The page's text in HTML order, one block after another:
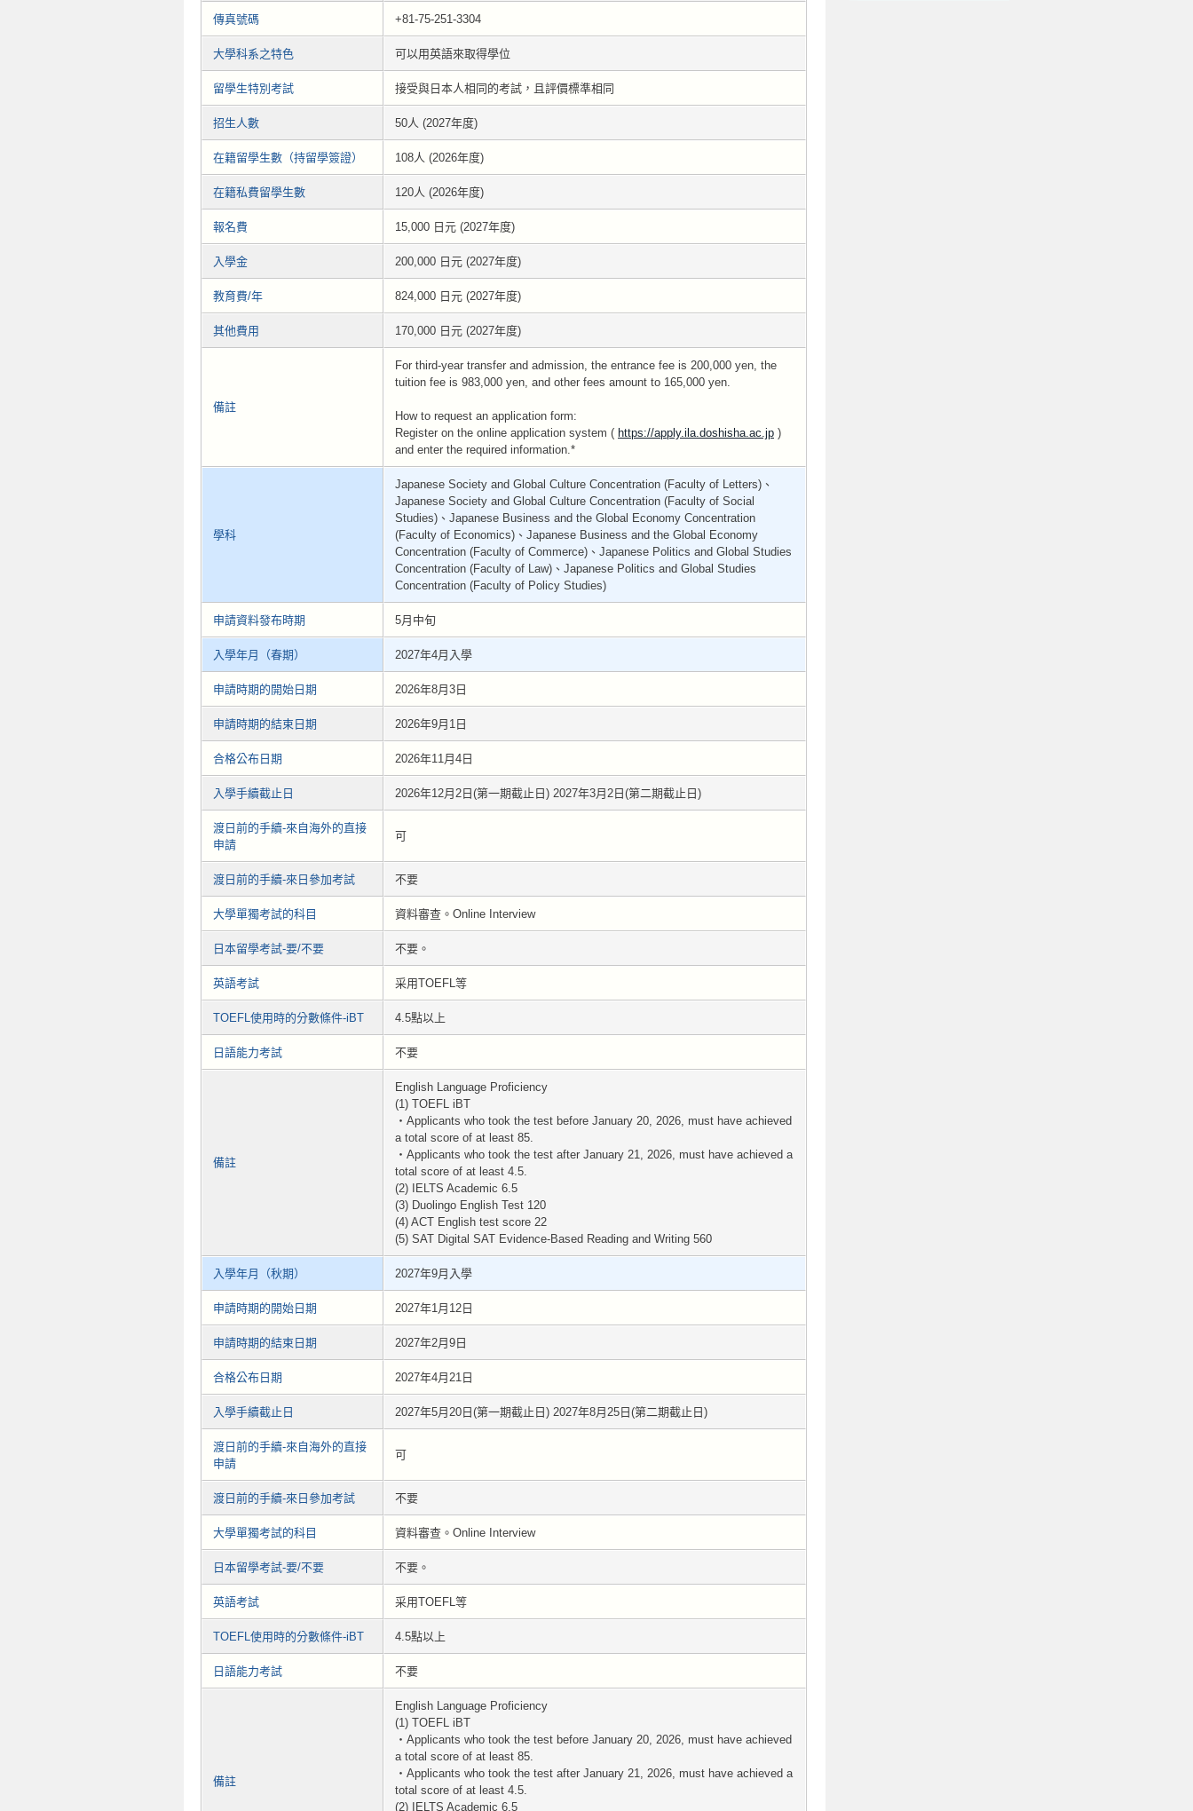
傳真號碼 +81-75-251-3304
大學科系之特色 可以用英語來取得學位
留學生特別考試 接受與日本人相同的考試，且評價標準相同
招生人數 50人 (2027年度)
在籍留學生數（持留學簽證） 108人 (2026年度)
在籍私費留學生數 120人 (2026年度)
報名費 15,000 日元 (2027年度)
入學金 200,000 日元 (2027年度)
教育費/年 824,000 日元 (2027年度)
其他費用 170,000 日元 (2027年度)
備註
For third-year transfer and admission, the entrance fee is 200,000 yen, the
tuition fee is 983,000 yen, and other fees amount to 165,000 yen.
How to request an application form:
Register on the online application system ( https://apply.ila.doshisha.ac.jp )
and enter the required information.*
學科
Japanese Society and Global Culture Concentration (Faculty of Letters)、
Japanese Society and Global Culture Concentration (Faculty of Social
Studies)、Japanese Business and the Global Economy Concentration
(Faculty of Economics)、Japanese Business and the Global Economy
Concentration (Faculty of Commerce)、Japanese Politics and Global Studies
Concentration (Faculty of Law)、Japanese Politics and Global Studies
Concentration (Faculty of Policy Studies)
申請資料發布時期 5月中旬
入學年月（春期） 2027年4月入學
申請時期的開始日期 2026年8月3日
申請時期的結束日期 2026年9月1日
合格公布日期 2026年11月4日
入學手續截止日 2026年12月2日(第一期截止日) 2027年3月2日(第二期截止日)
渡日前的手續-來自海外的直接
申請
可
渡日前的手續-來日參加考試 不要
大學單獨考試的科目 資料審查。Online Interview
日本留學考試-要/不要 不要。
英語考試 采用TOEFL等
TOEFL使用時的分數條件-iBT 4.5點以上
日語能力考試 不要
備註
English Language Proficiency
(1) TOEFL iBT
・Applicants who took the test before January 20, 2026, must have achieved
a total score of at least 85.
・Applicants who took the test after January 21, 2026, must have achieved a
total score of at least 4.5.
(2) IELTS Academic 6.5
(3) Duolingo English Test 120
(4) ACT English test score 22
(5) SAT Digital SAT Evidence-Based Reading and Writing 560
入學年月（秋期） 2027年9月入學
申請時期的開始日期 2027年1月12日
申請時期的結束日期 2027年2月9日
合格公布日期 2027年4月21日
入學手續截止日 2027年5月20日(第一期截止日) 2027年8月25日(第二期截止日)
渡日前的手續-來自海外的直接
申請
可
渡日前的手續-來日參加考試 不要
大學單獨考試的科目 資料審查。Online Interview
日本留學考試-要/不要 不要。
英語考試 采用TOEFL等
TOEFL使用時的分數條件-iBT 4.5點以上
日語能力考試 不要
備註
English Language Proficiency
(1) TOEFL iBT
・Applicants who took the test before January 20, 2026, must have achieved
a total score of at least 85.
・Applicants who took the test after January 21, 2026, must have achieved a
total score of at least 4.5.
(2) IELTS Academic 6.5